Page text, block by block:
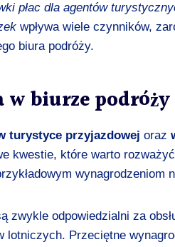
płac dla agentów
wpływa wiele czynników,
biura podróży.
w biurze podróży
turystyce przyjazdowej oraz
kwestie, które warto
wynagrodzeniom
zwykle odpowiedzialni za
lotniczych. Przeciętne